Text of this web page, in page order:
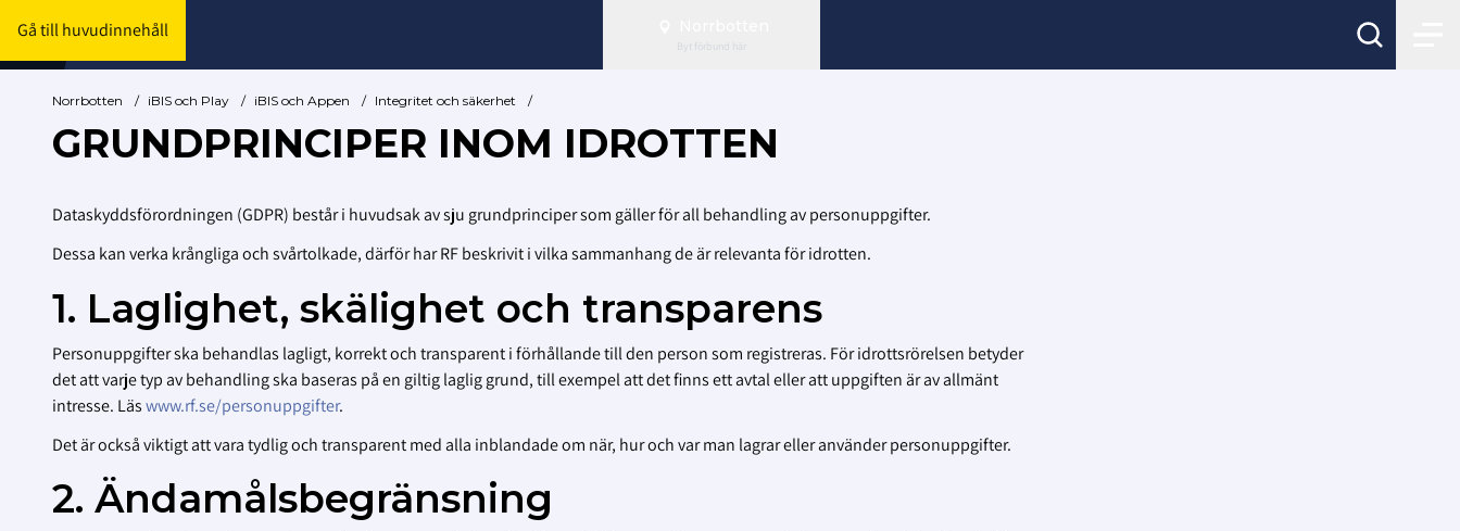
Gå till huvudinnehåll
Byt förbund här
Norrbotten / iBIS och Play / iBIS och Appen / Integritet och säkerhet /
GRUNDPRINCIPER INOM IDROTTEN
Dataskyddsförordningen (GDPR) består i huvudsak av sju grundprinciper som gäller för all behandling av personuppgifter.
Dessa kan verka krångliga och svårtolkade, därför har RF beskrivit i vilka sammanhang de är relevanta för idrotten.
1. Laglighet, skälighet och transparens
Personuppgifter ska behandlas lagligt, korrekt och transparent i förhållande till den person som registreras. För idrottsrörelsen betyder
det att varje typ av behandling ska baseras på en giltig laglig grund, till exempel att det finns ett avtal eller att uppgiften är av allmänt
intresse. Läswww.rf.se/personuppgifter.
Det är också viktigt att vara tydlig och transparent med alla inblandade om när, hur och var man lagrar eller använder personuppgifter.
2. Ändamålsbegränsning